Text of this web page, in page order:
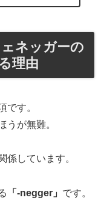
ネッガーの
理由
です。
うが無難。
係しています。
「-negger」 です。